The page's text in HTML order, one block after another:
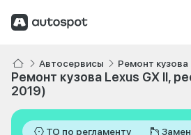
Автосервисы Ремонт кузова
Ремонт кузова Lexus GX II,
2019)
ТО по регламенту